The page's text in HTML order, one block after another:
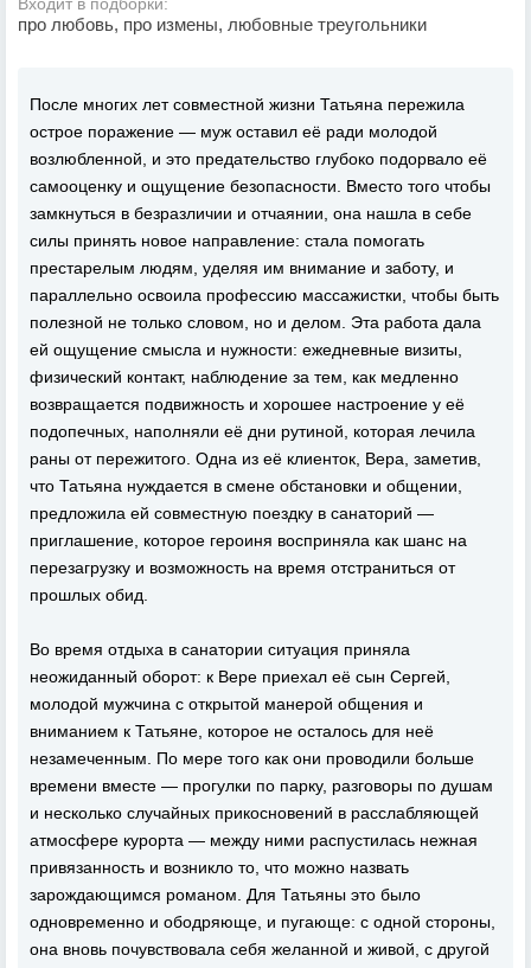
про любовь, про измены, любовные треугольники
После многих лет совместной жизни Татьяна пережила
острое поражение — муж оставил её ради молодой
возлюбленной, и это предательство глубоко подорвало её
самооценку и ощущение безопасности. Вместо того чтобы
замкнуться в безразличии и отчаянии, она нашла в себе
силы принять новое направление: стала помогать
престарелым людям, уделяя им внимание и заботу, и
параллельно освоила профессию массажистки, чтобы быть
полезной не только словом, но и делом. Эта работа дала
ей ощущение смысла и нужности: ежедневные визиты,
физический контакт, наблюдение за тем, как медленно
возвращается подвижность и хорошее настроение у её
подопечных, наполняли её дни рутиной, которая лечила
раны от пережитого. Одна из её клиенток, Вера, заметив,
что Татьяна нуждается в смене обстановки и общении,
предложила ей совместную поездку в санаторий —
приглашение, которое героиня восприняла как шанс на
перезагрузку и возможность на время отстраниться от
прошлых обид.
Во время отдыха в санатории ситуация приняла
неожиданный оборот: к Вере приехал её сын Сергей,
молодой мужчина с открытой манерой общения и
вниманием к Татьяне, которое не осталось для неё
незамеченным. По мере того как они проводили больше
времени вместе — прогулки по парку, разговоры по душам
и несколько случайных прикосновений в расслабляющей
атмосфере курорта — между ними распустилась нежная
привязанность и возникло то, что можно назвать
зарождающимся романом. Для Татьяны это было
одновременно и ободряюще, и пугающе: с одной стороны,
она вновь почувствовала себя желанной и живой, с другой